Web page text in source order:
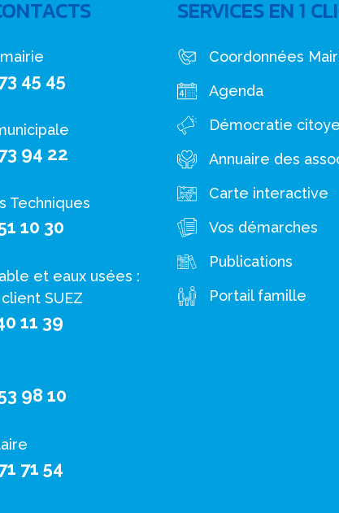
45 45
94 22
Techniques
10 30
et eaux usées :
SUEZ
11 39
98 10
71 54
SERVICES EN 1
Coordonnées
Agenda
Démocratie
Annuaire des
Carte interactive
Vos démarches
Publications
Portail famille